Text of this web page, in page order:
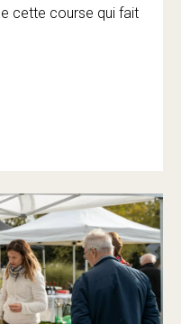
cette course qui fait